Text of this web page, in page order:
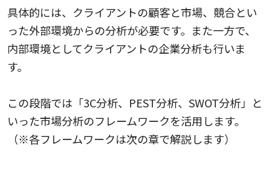
具体的には、クライアントの顧客と市場、競合とい
った外部環境からの分析が必要です。また一方で、
内部環境としてクライアントの企業分析も行いま
す。
この段階では「3C分析、PEST分析、SWOT分析」と
いった市場分析のフレームワークを活用します。
（※各フレームワークは次の章で解説します）